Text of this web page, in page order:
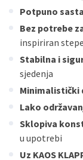
Potpuno
Bez potrebe
inspiriran
Stabilna i
sjedenja
Minimalistički
Lako
Sklopiva
u upotrebi
Uz KAOS